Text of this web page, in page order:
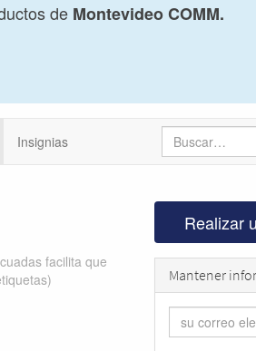
de Montevideo COMM.
Insignias
facilita que
Realizar
Mantener